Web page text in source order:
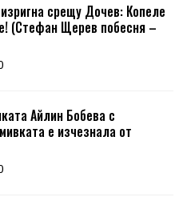
срещу Дочев: Копеле
(Стефан Щерев побесня –
Айлин Бобева с
е изчезнала от